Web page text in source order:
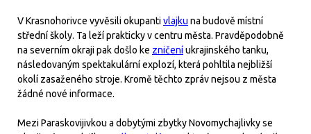
V Krasnohorivce vyvěsili okupantivlajku na budově místní
střední školy. Ta leží prakticky v centru města. Pravděpodobně
na severním okraji pak došlo ke zničeníukrajinského tanku,
následovaným spektakulární explozí, která pohltila nejbližší
okolí zasaženého stroje. Kromě těchto zpráv nejsou z města
žádné nové informace.
Mezi Paraskovijivkou a dobytými zbytky Novomychajlivky se